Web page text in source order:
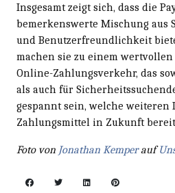
Insgesamt zeigt sich, dass die
bemerkenswerte Mischung aus
und Benutzerfreundlichkeit
machen sie zu einem
Online-Zahlungsverkehr, das
als auch für
gespannt sein, welche weiteren
Zahlungsmittel in Zukunft
Foto von Jonathan Kemperauf